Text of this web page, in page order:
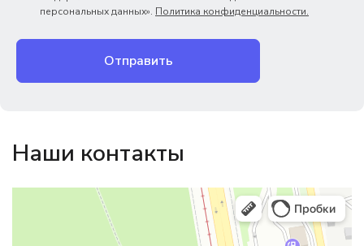
персональных данных». Политика конфиденциальности.
Отправить
Наши контакты
Магазин резинотехники
Резиновые и резинотехнические изделия в Екатеринбурге
Садовый инвентарь и техника в Екатеринбурге